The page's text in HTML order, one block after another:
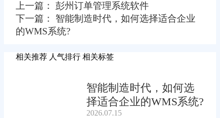
上一篇： 彭州订单管理系统软件
下一篇： 智能制造时代，如何选择适合企业
的WMS系统?
相关推荐 人气排行 相关标签
智能制造时代，如何选
择适合企业的WMS系统?
2026.07.15